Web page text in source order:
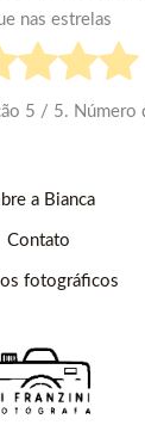
nas estrelas
5 / 5. Número
a Bianca
Contato
fotográficos